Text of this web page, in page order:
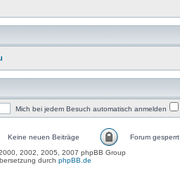
Mich bei jedem Besuch automatisch anmelden
Keine neuen Beiträge
Forum gesperrt
2002, 2005, 2007 phpBB Group
durch phpBB.de